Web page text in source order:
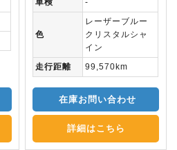
車検
-
色
レーザーブルー
クリスタルシャ
イン
走行距離
99,570km
在庫お問い合わせ
詳細はこちら